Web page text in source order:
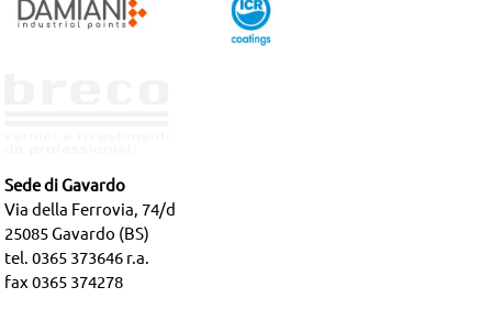
Sede di Gavardo
Via della Ferrovia, 74/d
25085 Gavardo (BS)
tel. 0365 373646 r.a.
fax 0365 374278